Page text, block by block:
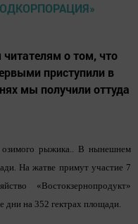
о том, что
приступили в
мы получили оттуда
рыжика.. В нынешнем
На жатве примут участие 7
«Востокзернопродукт»
дни на 352 гектрах площади.